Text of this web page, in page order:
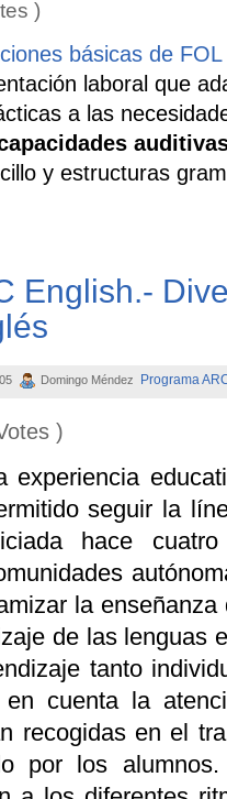
)
básicas de FOL
laboral que
a las
y estructuras
English.-
Domingo Méndez Programa
)
experiencia
seguir la
hace
la
de las lenguas
tanto
en cuenta la
recogidas en el
por los